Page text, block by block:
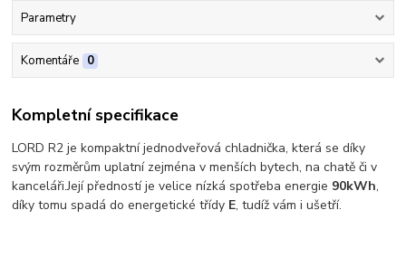
Parametry
Komentáře 0
Kompletní specifikace
LORD R2 je kompaktní jednodveřová chladnička, která se díky
svým rozměrům uplatní zejména v menších bytech, na chatě či v
kanceláři.Její předností je velice nízká spotřeba energie 90kWh,
díky tomu spadá do energetické třídy E, tudíž vám i ušetří.